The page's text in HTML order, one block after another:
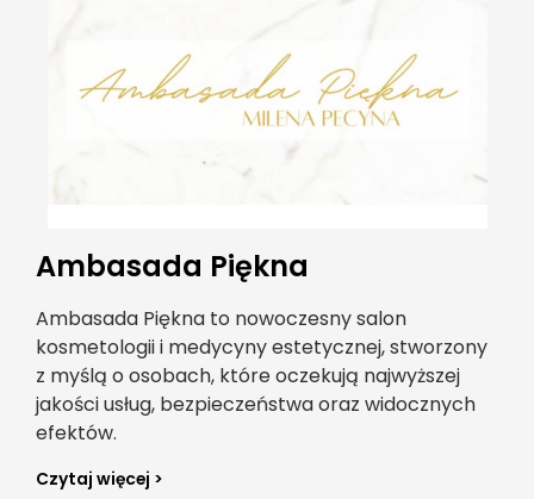
Ambasada Piękna
Ambasada Piękna to nowoczesny salon
kosmetologii i medycyny estetycznej, stworzony
z myślą o osobach, które oczekują najwyższej
jakości usług, bezpieczeństwa oraz widocznych
efektów.
Czytaj więcej >